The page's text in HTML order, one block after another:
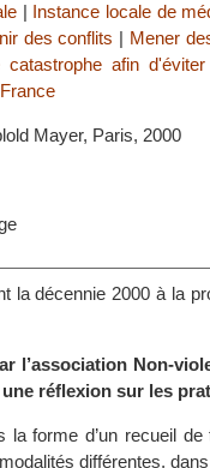
| Instance locale de
des conflits | Mener
afin
France
Mayer, Paris, 2000
la décennie 2000 à la
l’association Non-
réflexion sur les
la forme d’un recueil
différentes,